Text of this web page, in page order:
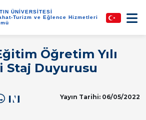
ÜNİVERSİTESİ
Turizm ve Eğlence Hizmetleri
Öğretim Yılı
Staj Duyurusu
Yayın Tarihi: 06/05/2022